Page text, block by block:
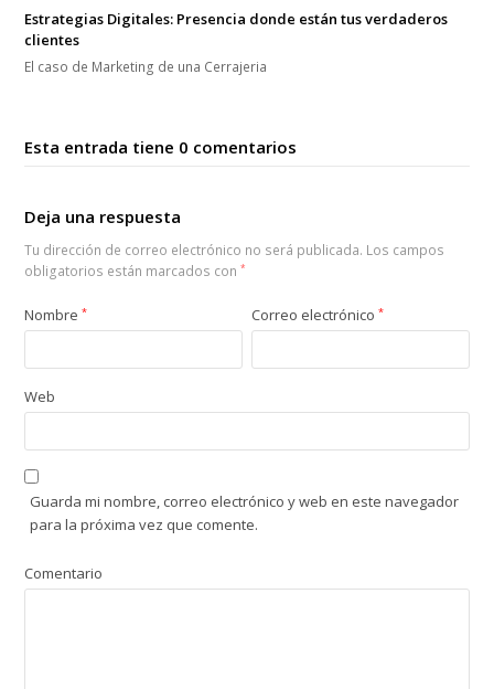
Estrategias Digitales: Presencia donde están tus verdaderos
clientes
El caso de Marketing de una Cerrajeria
Esta entrada tiene 0 comentarios
Deja una respuesta
Tu dirección de correo electrónico no será publicada. Los campos
obligatorios están marcados con*
Nombre* Correo electrónico*
Web
Guarda mi nombre, correo electrónico y web en este navegador
para la próxima vez que comente.
Comentario